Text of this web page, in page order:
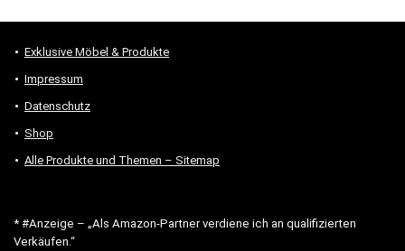
Exklusive Möbel & Produkte
Impressum
Datenschutz
Shop
Alle Produkte und Themen – Sitemap
* #Anzeige – „Als Amazon-Partner verdiene ich an qualifizierten
Verkäufen.“